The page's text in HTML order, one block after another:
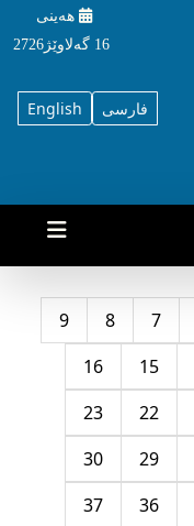
هه‌ینی
16 گه‌لاوێژ2726
English فارسی
7
8
9
15
16
22
23
29
30
36
37